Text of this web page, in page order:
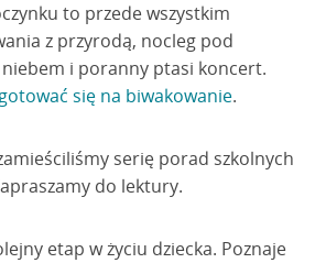
to przede wszystkim
z przyrodą, nocleg pod
i poranny ptasi koncert.
się na biwakowanie.
serię porad szkolnych
do lektury.
etap w życiu dziecka. Poznaje